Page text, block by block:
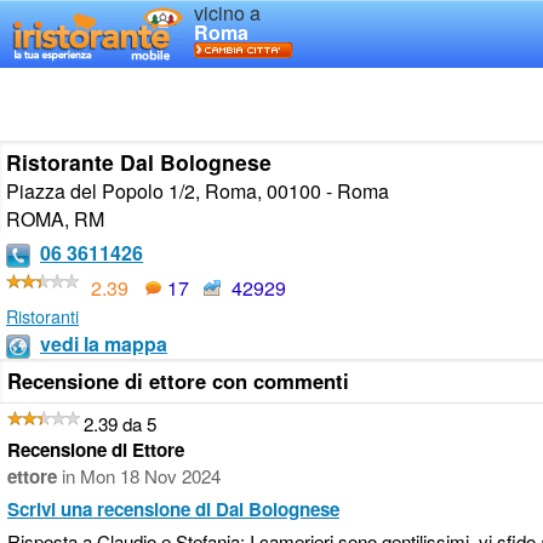
vicino a
Roma
Ristorante Dal Bolognese
Piazza del Popolo 1/2, Roma, 00100 - Roma
ROMA, RM
06 3611426
2.39
17 42929
Ristoranti
vedi la mappa
Recensione di ettore con commenti
2.39 da 5
Recensione di Ettore
ettore in Mon 18 Nov 2024
Scrivi una recensione di Dal Bolognese